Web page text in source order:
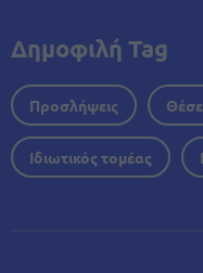
Δημοφιλή Tag
Προσλήψεις
Ιδιωτικός τομέας